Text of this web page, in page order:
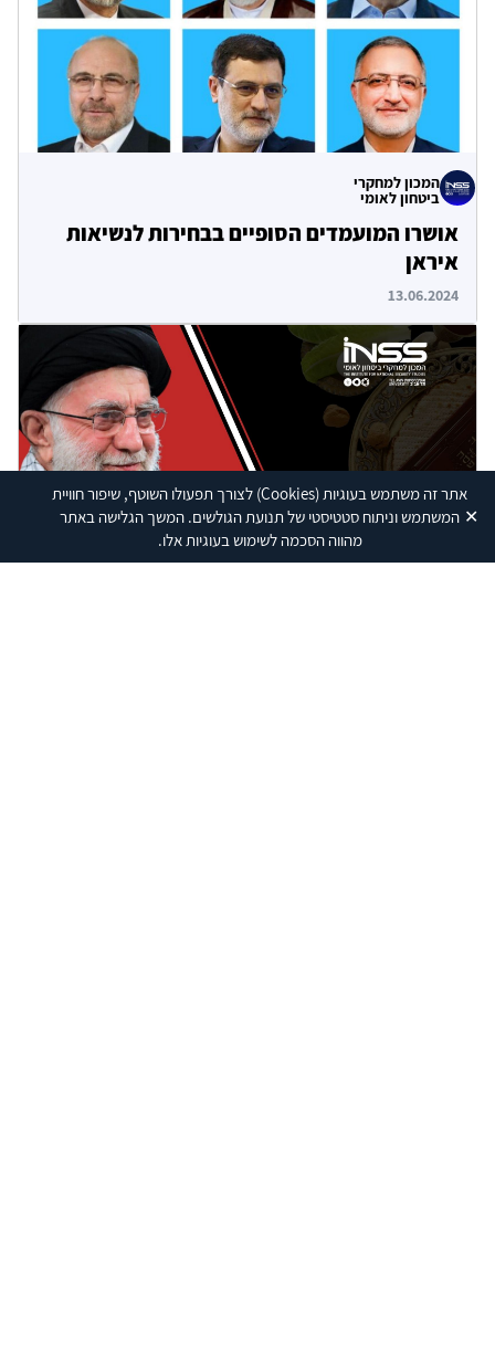
אתר זה משתמש בעוגיות(Cookies) לצורך תפעולו השוטף, שיפור חוויית
המשתמש וניתוח סטטיסטי של תנועת הגולשים. המשך הגלישה באתר
מהווה הסכמה לשימוש בעוגיות אלו.
✕
המכון למחקרי
ביטחון לאומי
אושרו המועמדים הסופיים בבחירות לנשיאות
איראן
13.06.2024